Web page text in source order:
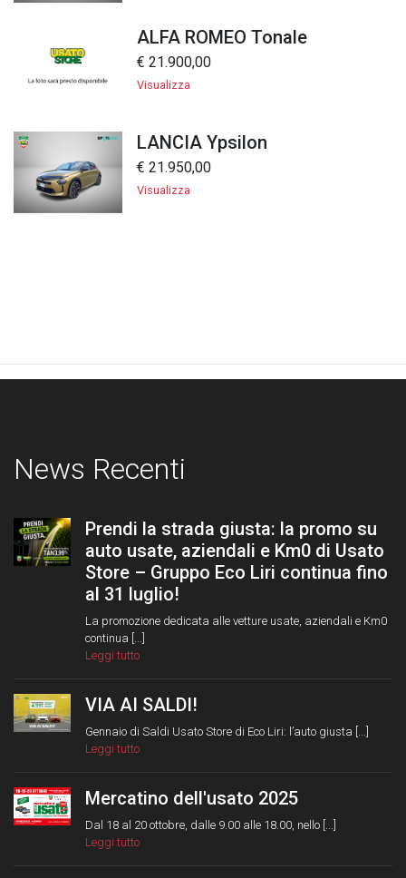
ALFA ROMEO Tonale
€ 21.900,00
Visualizza
LANCIA Ypsilon
€ 21.950,00
Visualizza
News Recenti
Prendi la strada giusta: la promo su
auto usate, aziendali e Km0 di Usato
Store – Gruppo Eco Liri continua fino
al 31 luglio!
La promozione dedicata alle vetture usate, aziendali e Km0
continua [...]
Leggi tutto
VIA AI SALDI!
Gennaio di Saldi Usato Store di Eco Liri: l’auto giusta [...]
Leggi tutto
Mercatino dell'usato 2025
Dal 18 al 20 ottobre, dalle 9.00 alle 18.00, nello [...]
Leggi tutto